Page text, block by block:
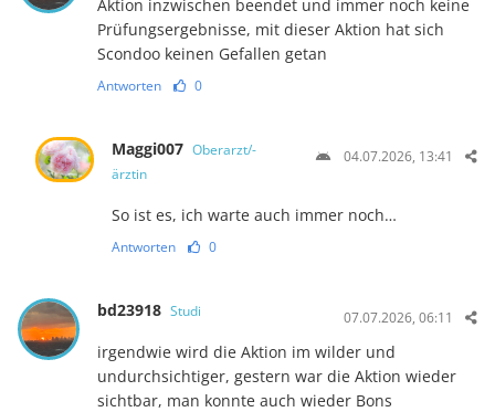
Aktion inzwischen beendet und immer noch keine
Prüfungsergebnisse, mit dieser Aktion hat sich
Scondoo keinen Gefallen getan
Antworten 0
Maggi007 Oberarzt/-
ärztin
04.07.2026, 13:41
So ist es, ich warte auch immer noch…
Antworten 0
bd23918 Studi 07.07.2026, 06:11
irgendwie wird die Aktion im wilder und
undurchsichtiger, gestern war die Aktion wieder
sichtbar, man konnte auch wieder Bons